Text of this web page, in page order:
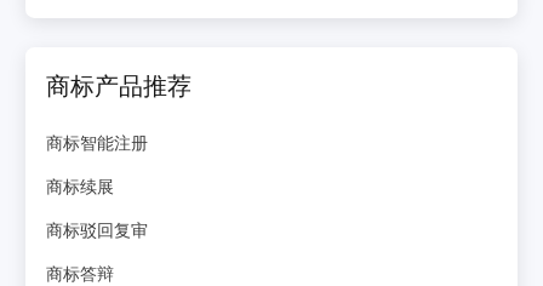
商标产品推荐
商标智能注册
商标续展
商标驳回复审
商标答辩